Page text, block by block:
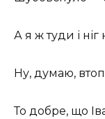
А я ж туди і
Ну, думаю,
То добре, що